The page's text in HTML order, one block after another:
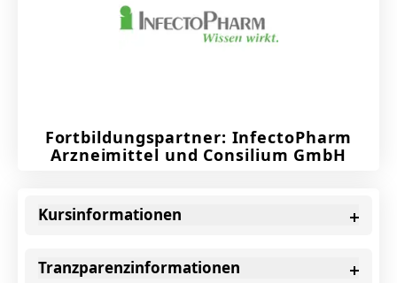
Fortbildungspartner: InfectoPharm
Arzneimittel und Consilium GmbH
Kursinformationen
Tranzparenzinformationen